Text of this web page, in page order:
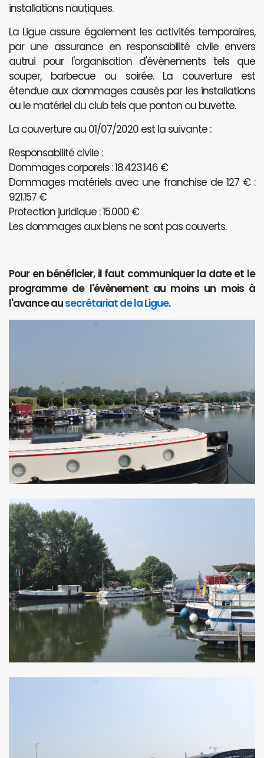
installations nautiques.
La Ligue assure également les activités temporaires,
par une assurance en responsabilité civile envers
autrui pour l'organisation d'évènements tels que
souper, barbecue ou soirée. La couverture est
étendue aux dommages causés par les installations
ou le matériel du club tels que ponton ou buvette.
La couverture au 01/07/2020 est la suivante :
Responsabilité civile :
Dommages corporels : 18.423.146 €
Dommages matériels avec une franchise de 127 € :
921.157 €
Protection juridique : 15.000 €
Les dommages aux biens ne sont pas couverts.
Pour en bénéficier, il faut communiquer la date et le
programme de l'évènement au moins un mois à
l'avance ausecrétariat de la Ligue.